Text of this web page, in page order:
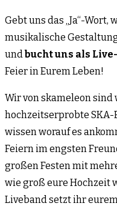
Gebt uns das „Ja“-Wort,
musikalische
undbucht uns als
Feier in Eurem Leben!
Wir von skameleon
hochzeitserprobte
wissen worauf es
Feiern im engsten
großen Festen mit
wie groß eure Hochzeit
Liveband setzt ihr